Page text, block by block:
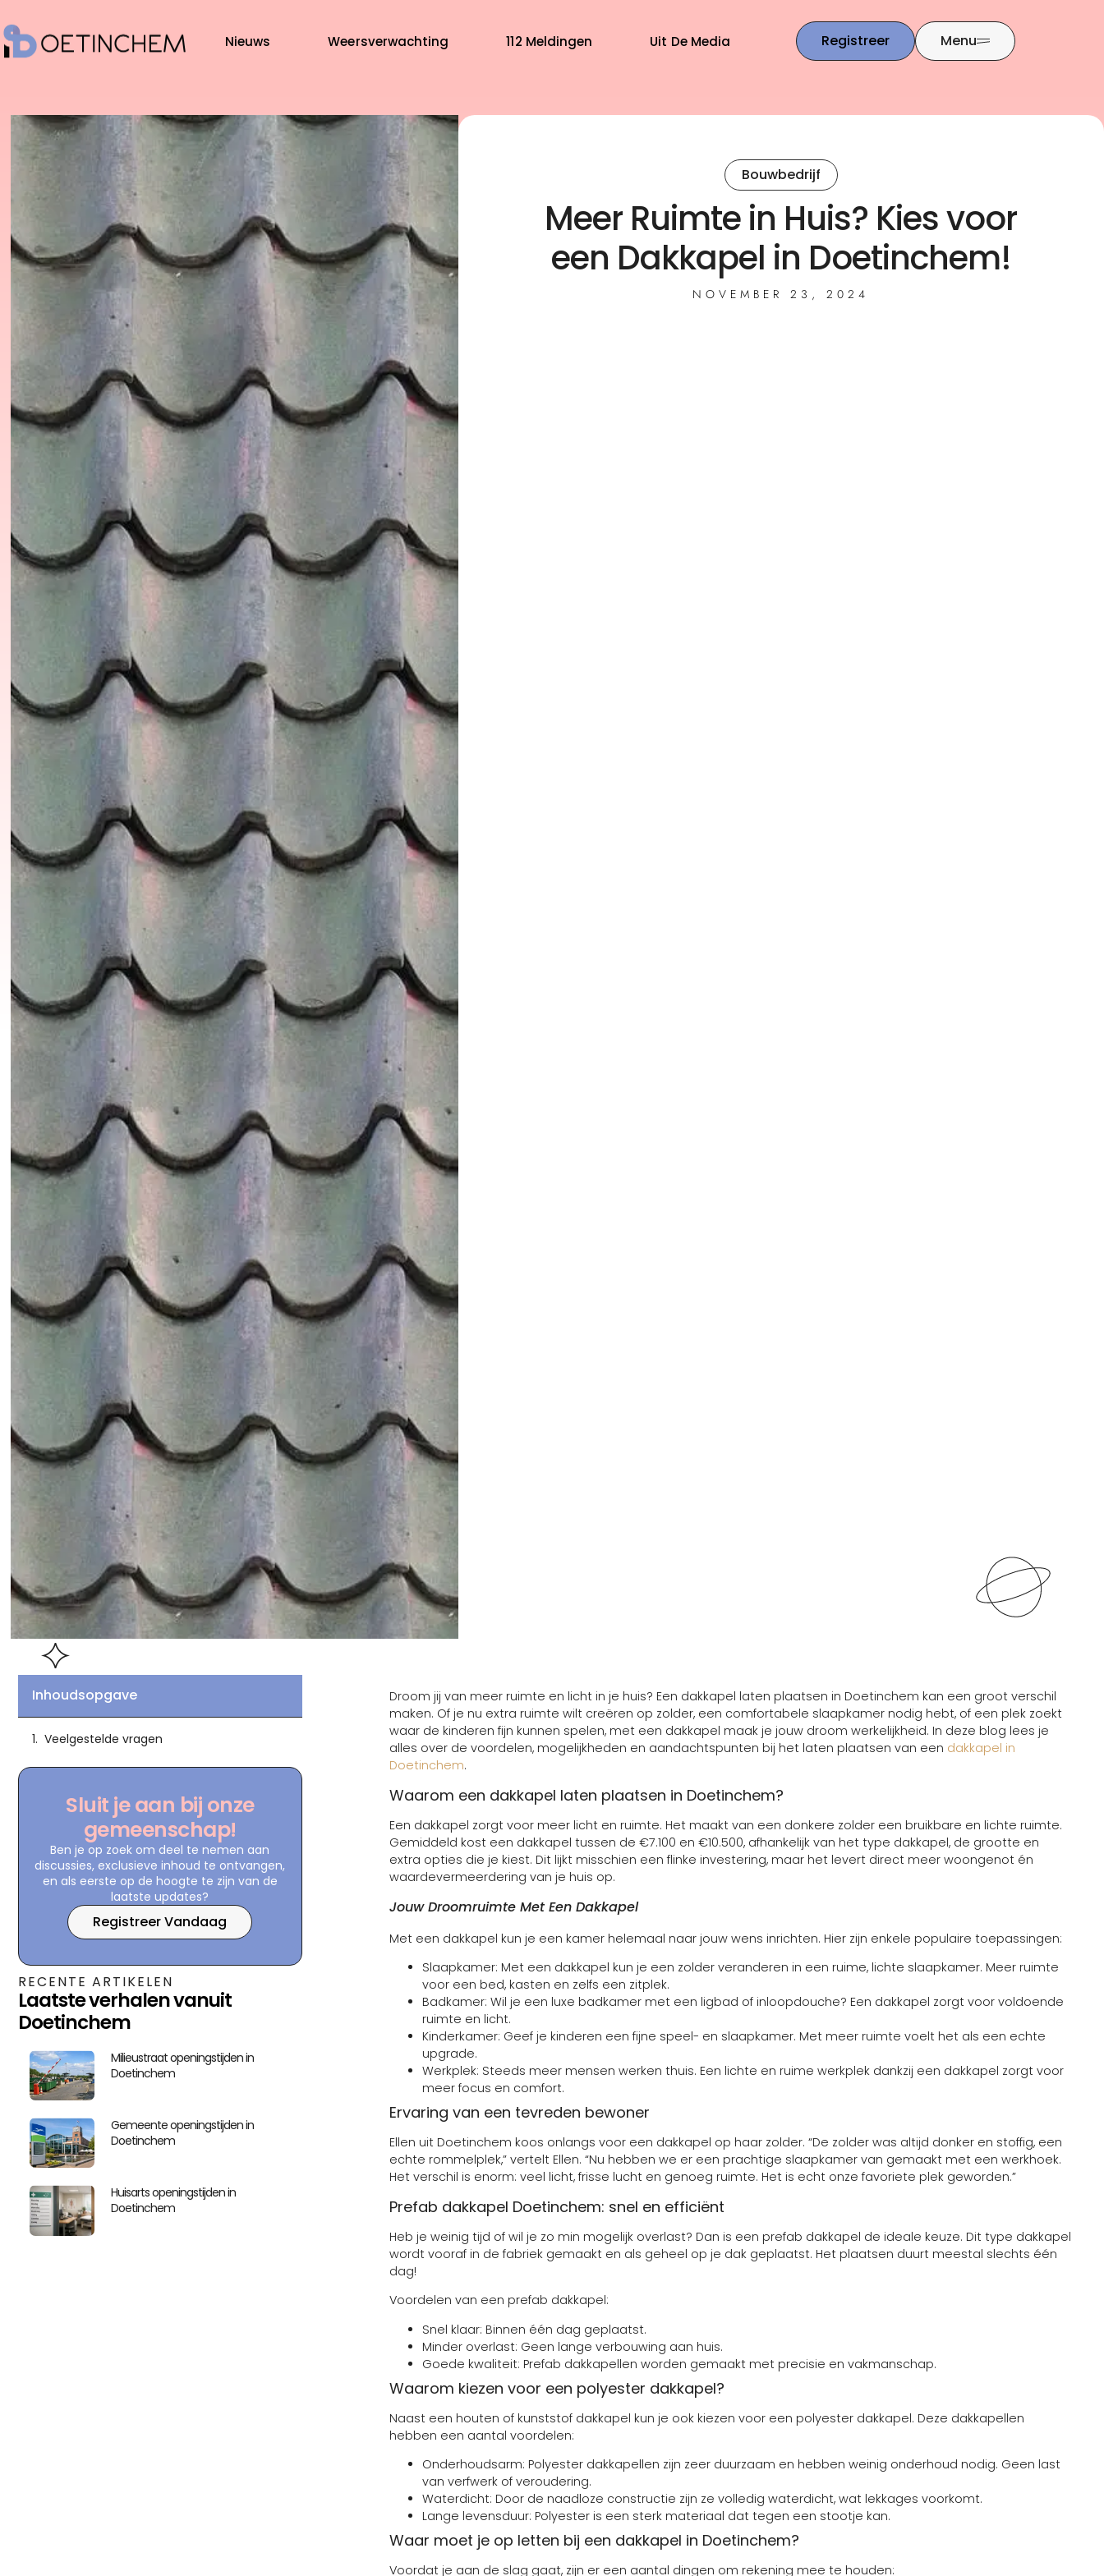
Nieuws Weersverwachting 112 Meldingen Uit De Media Registreer Menu
Bouwbedrijf
Meer Ruimte in Huis? Kies voor
een Dakkapel in Doetinchem!
NOVEMBER 23, 2024
Droom jij van meer ruimte en licht in je huis? Een dakkapel laten plaatsen in Doetinchem kan een groot verschil
maken. Of je nu extra ruimte wilt creëren op zolder, een comfortabele slaapkamer nodig hebt, of een plek zoekt
waar de kinderen fijn kunnen spelen, met een dakkapel maak je jouw droom werkelijkheid. In deze blog lees je
alles over de voordelen, mogelijkheden en aandachtspunten bij het laten plaatsen van een dakkapel in
Doetinchem.
Waarom een dakkapel laten plaatsen in Doetinchem?
Een dakkapel zorgt voor meer licht en ruimte. Het maakt van een donkere zolder een bruikbare en lichte ruimte.
Gemiddeld kost een dakkapel tussen de €7.100 en €10.500, afhankelijk van het type dakkapel, de grootte en
extra opties die je kiest. Dit lijkt misschien een flinke investering, maar het levert direct meer woongenot én
waardevermeerdering van je huis op.
Jouw Droomruimte Met Een Dakkapel
Met een dakkapel kun je een kamer helemaal naar jouw wens inrichten. Hier zijn enkele populaire toepassingen:
Slaapkamer: Met een dakkapel kun je een zolder veranderen in een ruime, lichte slaapkamer. Meer ruimte
voor een bed, kasten en zelfs een zitplek.
Badkamer: Wil je een luxe badkamer met een ligbad of inloopdouche? Een dakkapel zorgt voor voldoende
ruimte en licht.
Kinderkamer: Geef je kinderen een fijne speel- en slaapkamer. Met meer ruimte voelt het als een echte
upgrade.
Werkplek: Steeds meer mensen werken thuis. Een lichte en ruime werkplek dankzij een dakkapel zorgt voor
meer focus en comfort.
Ervaring van een tevreden bewoner
Ellen uit Doetinchem koos onlangs voor een dakkapel op haar zolder. “De zolder was altijd donker en stoffig, een
echte rommelplek,” vertelt Ellen. “Nu hebben we er een prachtige slaapkamer van gemaakt met een werkhoek.
Het verschil is enorm: veel licht, frisse lucht en genoeg ruimte. Het is echt onze favoriete plek geworden.”
Prefab dakkapel Doetinchem: snel en efficiënt
Heb je weinig tijd of wil je zo min mogelijk overlast? Dan is een prefab dakkapel de ideale keuze. Dit type dakkapel
wordt vooraf in de fabriek gemaakt en als geheel op je dak geplaatst. Het plaatsen duurt meestal slechts één
dag!
Voordelen van een prefab dakkapel:
Snel klaar: Binnen één dag geplaatst.
Minder overlast: Geen lange verbouwing aan huis.
Goede kwaliteit: Prefab dakkapellen worden gemaakt met precisie en vakmanschap.
Waarom kiezen voor een polyester dakkapel?
Naast een houten of kunststof dakkapel kun je ook kiezen voor een polyester dakkapel. Deze dakkapellen
hebben een aantal voordelen:
Onderhoudsarm: Polyester dakkapellen zijn zeer duurzaam en hebben weinig onderhoud nodig. Geen last
van verfwerk of veroudering.
Waterdicht: Door de naadloze constructie zijn ze volledig waterdicht, wat lekkages voorkomt.
Lange levensduur: Polyester is een sterk materiaal dat tegen een stootje kan.
Waar moet je op letten bij een dakkapel in Doetinchem?
Voordat je aan de slag gaat, zijn er een aantal dingen om rekening mee te houden:
Inhoudsopgave
Veelgestelde vragen
Sluit je aan bij onze
gemeenschap!
Ben je op zoek om deel te nemen aan
discussies, exclusieve inhoud te ontvangen,
en als eerste op de hoogte te zijn van de
laatste updates?
Registreer Vandaag
RECENTE ARTIKELEN
Laatste verhalen vanuit
Doetinchem
Milieustraat openingstijden in
Doetinchem
Gemeente openingstijden in
Doetinchem
Huisarts openingstijden in
Doetinchem